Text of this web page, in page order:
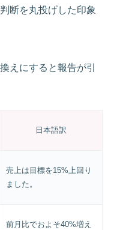
断を丸投げした印象
えにすると報告が引
日本語訳
売上は目標を15%上回り
ました。
前月比でおよそ40%増え